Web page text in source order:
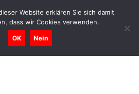
0731-9716400
tsv-pfuhl.de
Website erklären Sie sich damit
dass wir Cookies verwenden.
OK Nein